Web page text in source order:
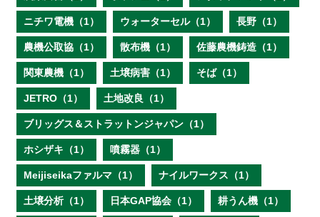
ニチワ電機（1） ウォーターセル（1） 長野（1）
農機公取協（1） 散布機（1） 佐藤農機鋳造（1）
関東農機（1） 土壌病害（1） そば（1）
JETRO（1） 土地改良（1）
ブリッグス＆ストラットンジャパン（1）
ホシザキ（1） 噴霧器（1）
Meijiseikaファルマ（1） ナイルワークス（1）
土壌分析（1） 日本GAP協会（1） 耕うん機（1）